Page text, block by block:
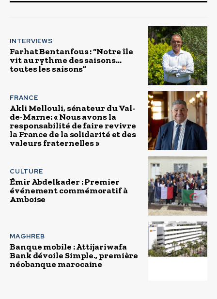
INTERVIEWS
Farhat Bentanfous : “Notre île
vit au rythme des saisons…
toutes les saisons”
FRANCE
Akli Mellouli, sénateur du Val-
de-Marne: « Nous avons la
responsabilité de faire revivre
la France de la solidarité et des
valeurs fraternelles »
CULTURE
Émir Abdelkader : Premier
événement commémoratif à
Amboise
MAGHREB
Banque mobile : Attijariwafa
Bank dévoile Simple., première
néobanque marocaine